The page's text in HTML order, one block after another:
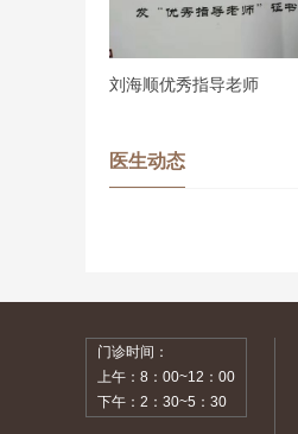
刘海顺优秀指导老师
医生动态
门诊时间：
上午：8：00~12：00
下午：2：30~5：30